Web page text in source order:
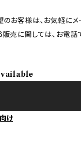
お客様は、お気軽に
売に関しては、お電話
け